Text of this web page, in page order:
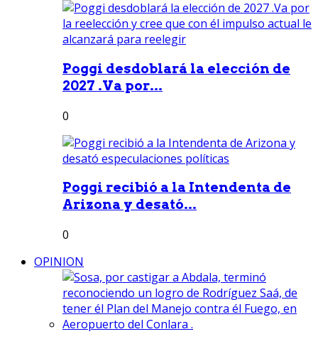
Poggi desdoblará la elección de
2027 .Va por...
0
Poggi recibió a la Intendenta de
Arizona y desató...
0
OPINION